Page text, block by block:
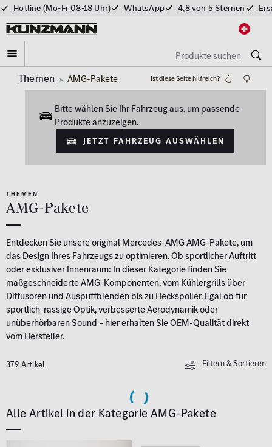
Hotline (Mo-Fr 08-18 Uhr) WhatsApp 4,8 von 5 Sternen
Themen AMG-Pakete Ist diese Seite hilfreich?
Bitte wählen Sie Ihr Fahrzeug aus, um passende
Produkte anzuzeigen.
Jetzt Fahrzeug auswählen
THEMEN
AMG-Pakete
379 Artikel Filtern & Sortieren
Entdecken Sie unsere original Mercedes-AMG AMG-Pakete, um
das Design Ihres Fahrzeugs zu optimieren. Ob sportlicher Auftritt
oder exklusiver Innenraum: In dieser Kategorie finden Sie
maßgeschneiderte AMG-Komponenten, vom Kühlergrills über
Diffusoren und Auspuffblenden bis zu Heckspoiler. Egal ob für
sportlich-rassige Optik, verbesserte Aerodynamik oder
unüberhörbaren Sound – hier erhalten Sie OEM-Qualität direkt
vom Hersteller.
Alle Artikel in der Kategorie AMG-Pakete